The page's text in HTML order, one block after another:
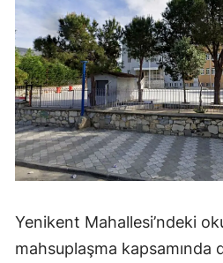
Yenikent Mahallesi’ndeki
mahsuplaşma kapsamında